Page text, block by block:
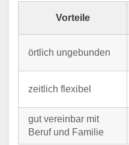
Vorteile
örtlich ungebunden
zeitlich flexibel
gut vereinbar mit
Beruf und Familie